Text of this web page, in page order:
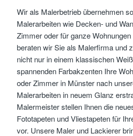
Wir als Malerbetrieb übernehmen
Malerarbeiten wie Decken- und
Zimmer oder für ganze
beraten wir Sie als Malerfirma und
nicht nur in einem klassischen
spannenden Farbakzenten Ihre
oder Zimmer in Münster nach
Malerarbeiten in neuem Glanz
Malermeister stellen Ihnen die
Fototapeten und Vliestapeten für
vor. Unsere Maler und Lackierer